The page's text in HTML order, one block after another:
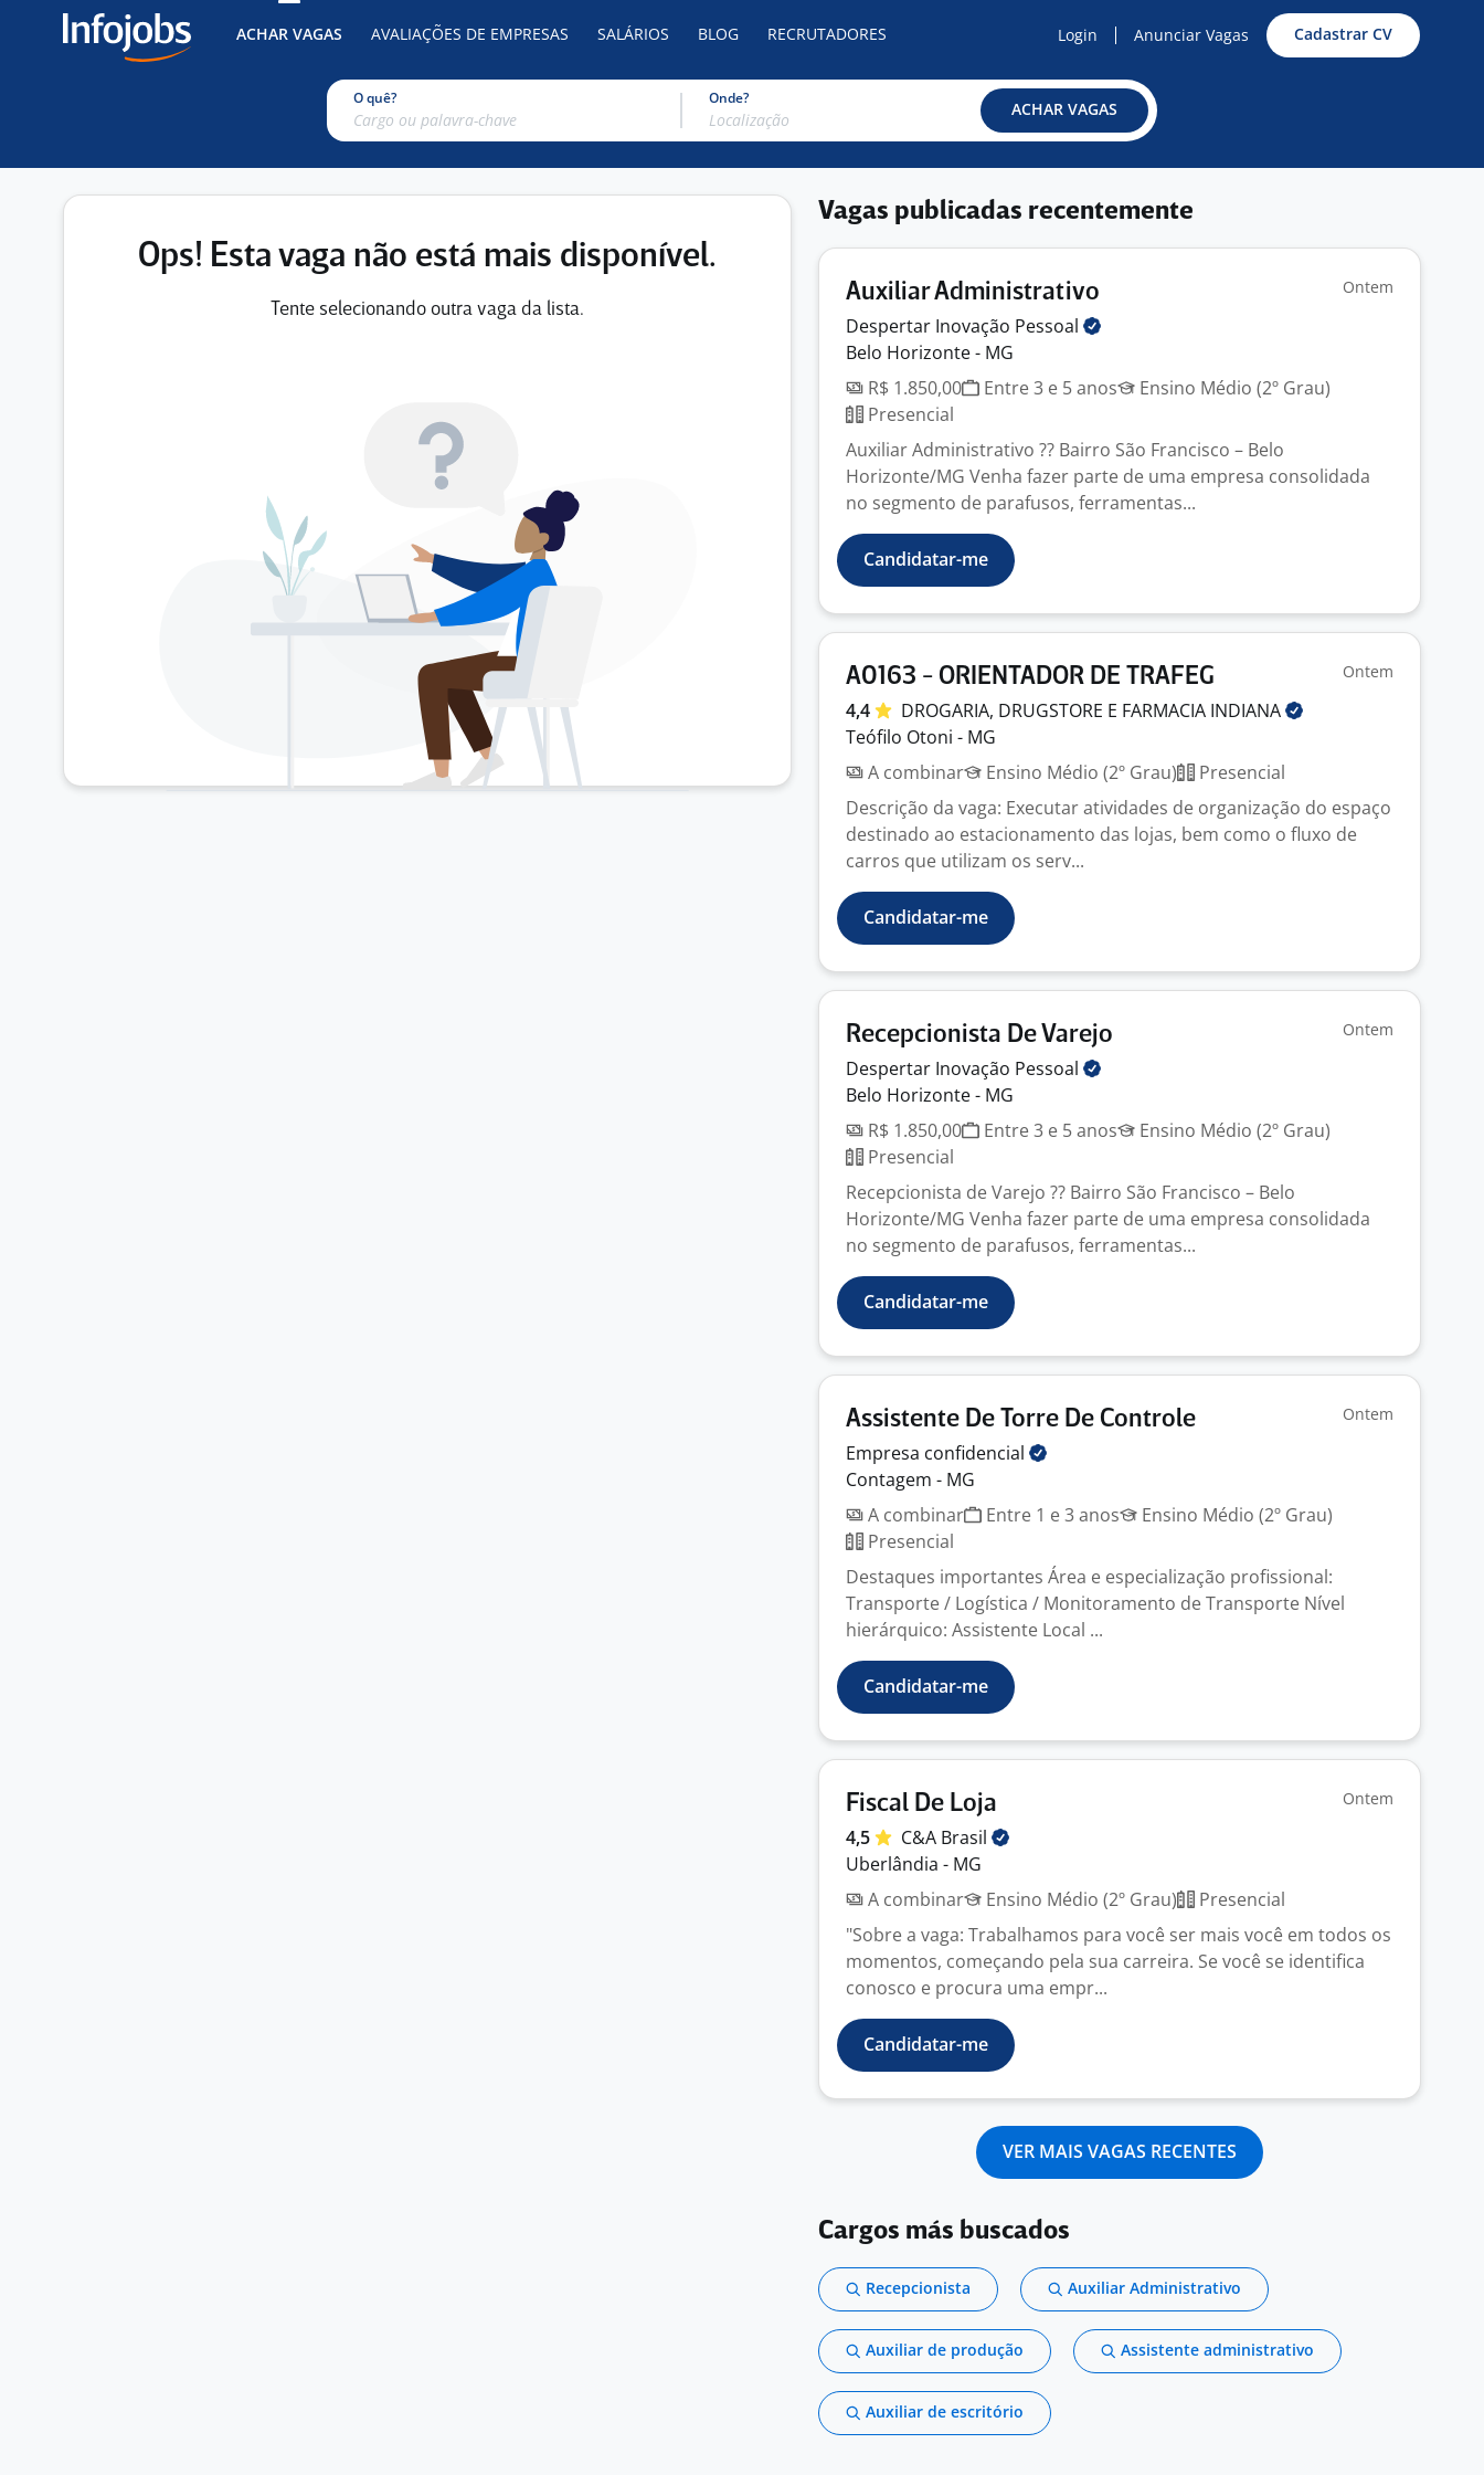
ACHAR VAGAS AVALIAÇÕES DE EMPRESAS SALÁRIOS BLOG RECRUTADORES Login Anunciar Vagas Cadastrar CV
O quê? Onde?
ACHAR VAGAS
Ops! Esta vaga não está mais disponível.
Tente selecionando outra vaga da lista.
Vagas publicadas recentemente
Auxiliar Administrativo Ontem
Despertar Inovação Pessoal
Belo Horizonte - MG
R$ 1.850,00
Entre 3 e 5 anos
Ensino Médio (2º Grau)
Presencial
Auxiliar Administrativo ?? Bairro São Francisco – Belo
Horizonte/MG Venha fazer parte de uma empresa consolidada
no segmento de parafusos, ferramentas...
Candidatar-me
A0163 - ORIENTADOR DE TRAFEG Ontem
4,4 DROGARIA, DRUGSTORE E FARMACIA INDIANA
Teófilo Otoni - MG
A combinar
Ensino Médio (2º Grau)
Presencial
Descrição da vaga: Executar atividades de organização do espaço
destinado ao estacionamento das lojas, bem como o fluxo de
carros que utilizam os serv...
Candidatar-me
Recepcionista De Varejo Ontem
Despertar Inovação Pessoal
Belo Horizonte - MG
R$ 1.850,00
Entre 3 e 5 anos
Ensino Médio (2º Grau)
Presencial
Recepcionista de Varejo ?? Bairro São Francisco – Belo
Horizonte/MG Venha fazer parte de uma empresa consolidada
no segmento de parafusos, ferramentas...
Candidatar-me
Assistente De Torre De Controle Ontem
Empresa confidencial
Contagem - MG
A combinar
Entre 1 e 3 anos
Ensino Médio (2º Grau)
Presencial
Destaques importantes Área e especialização profissional:
Transporte / Logística / Monitoramento de Transporte Nível
hierárquico: Assistente Local ...
Candidatar-me
Fiscal De Loja Ontem
4,5 C&A Brasil
Uberlândia - MG
A combinar
Ensino Médio (2º Grau)
Presencial
"Sobre a vaga: Trabalhamos para você ser mais você em todos os
momentos, começando pela sua carreira. Se você se identifica
conosco e procura uma empr...
Candidatar-me
VER MAIS VAGAS RECENTES
Cargos más buscados
Recepcionista Auxiliar Administrativo
Auxiliar de produção Assistente administrativo
Auxiliar de escritório